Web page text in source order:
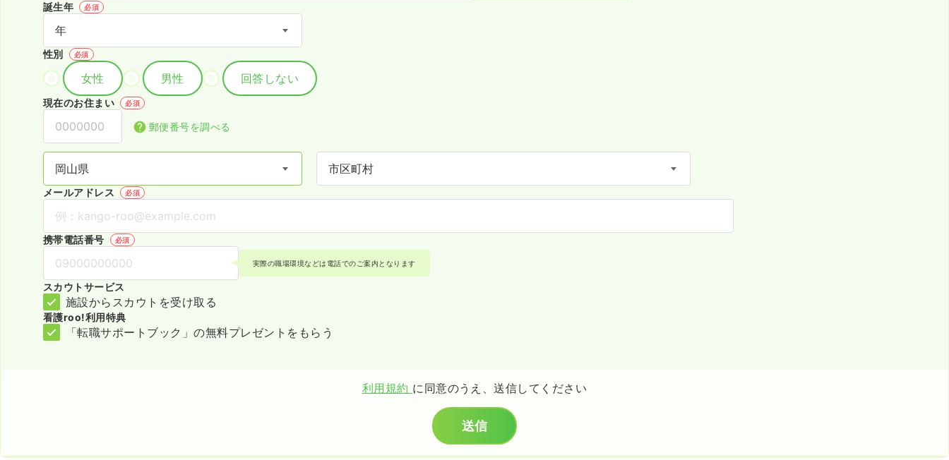
誕生年 必須
性別 必須
女性 男性 回答しない
現在のお住まい 必須
郵便番号を調べる
メールアドレス 必須
携帯電話番号 必須
実際の職場環境などは電話でのご案内となります
スカウトサービス
施設からスカウトを受け取る
看護roo!利用特典
「転職サポートブック」の無料プレゼントをもらう
利用規約 に同意のうえ、送信してください
送信